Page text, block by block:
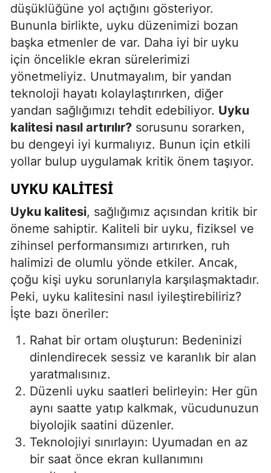
düşüklüğüne yol açtığını gösteriyor.
Bununla birlikte, uyku düzenimizi bozan
başka etmenler de var. Daha iyi bir uyku
için öncelikle ekran sürelerimizi
yönetmeliyiz. Unutmayalım, bir yandan
teknoloji hayatı kolaylaştırırken, diğer
yandan sağlığımızı tehdit edebiliyor. Uyku
kalitesi nasıl artırılır? sorusunu sorarken,
bu dengeyi iyi kurmalıyız. Bunun için etkili
yollar bulup uygulamak kritik önem taşıyor.
UYKU KALITESI
Uyku kalitesi, sağlığımız açısından kritik bir
öneme sahiptir. Kaliteli bir uyku, fiziksel ve
zihinsel performansımızı artırırken, ruh
halimizi de olumlu yönde etkiler. Ancak,
çoğu kişi uyku sorunlarıyla karşılaşmaktadır.
Peki, uyku kalitesini nasıl iyileştirebiliriz?
İşte bazı öneriler:
Rahat bir ortam oluşturun: Bedeninizi
dinlendirecek sessiz ve karanlık bir alan
yaratmalısınız.
Düzenli uyku saatleri belirleyin: Her gün
aynı saatte yatıp kalkmak, vücudunuzun
biyolojik saatini düzenler.
Teknolojiyi sınırlayın: Uyumadan en az
bir saat önce ekran kullanımını